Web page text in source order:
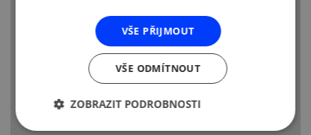
VŠE PŘIJMOUT
VŠE ODMÍTNOUT
ZOBRAZIT PODROBNOSTI